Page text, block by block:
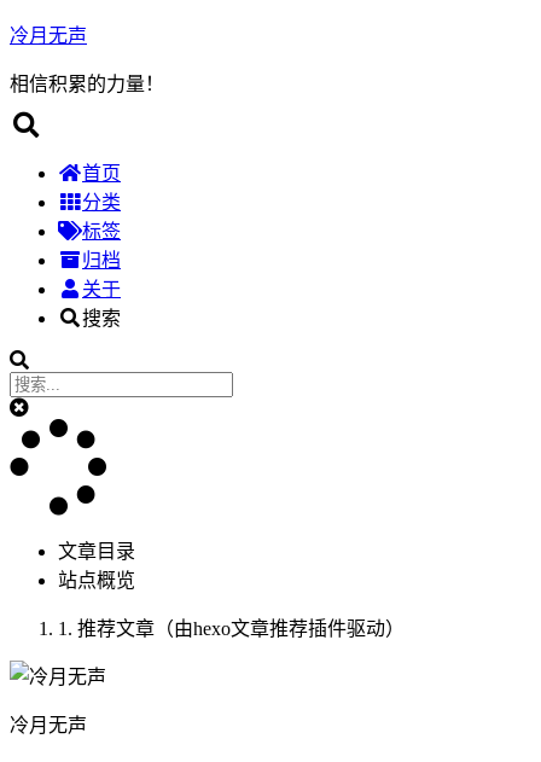
冷月无声
相信积累的力量！
首页
分类
标签
归档
关于
搜索
文章目录
站点概览
1. 推荐文章（由hexo文章推荐插件驱动）
冷月无声